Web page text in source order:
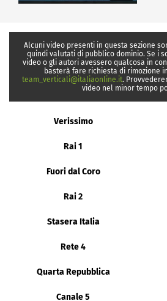
Alcuni video presenti in questa sezione
quindi valutati di pubblico dominio. Se i
video o gli autori avessero qualcosa in
basterà fare richiesta di rimozione
team_verticali@italiaonline.it.
video nel minor tempo
Verissimo
Rai 1
Fuori dal Coro
Rai 2
Stasera Italia
Rete 4
Quarta Repubblica
Canale 5